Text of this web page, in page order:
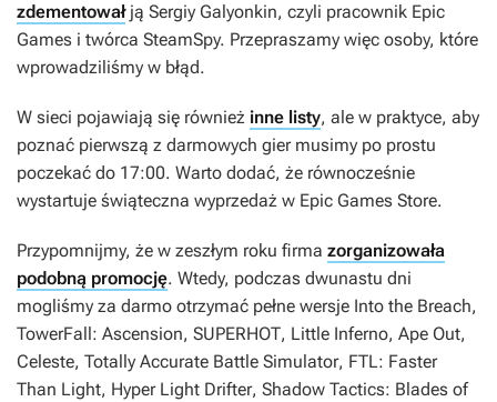
zdementowałją Sergiy Galyonkin, czyli pracownik Epic
Games i twórca SteamSpy. Przepraszamy więc osoby, które
wprowadziliśmy w błąd.
W sieci pojawiają się również inne listy, ale w praktyce, aby
poznać pierwszą z darmowych gier musimy po prostu
poczekać do 17:00. Warto dodać, że równocześnie
wystartuje świąteczna wyprzedaż w Epic Games Store.
Przypomnijmy, że w zeszłym roku firma zorganizowała
podobną promocję. Wtedy, podczas dwunastu dni
mogliśmy za darmo otrzymać pełne wersje Into the Breach,
TowerFall: Ascension, SUPERHOT, Little Inferno, Ape Out,
Celeste, Totally Accurate Battle Simulator, FTL: Faster
Than Light, Hyper Light Drifter, Shadow Tactics: Blades of